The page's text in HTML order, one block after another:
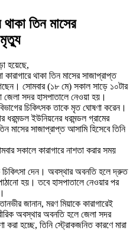
থাকা তিন মাসের
হয়েছে,
কারাগারে থাকা তিন মাসের সাজাপ্রাপ্ত
সোমবার (১৮ মে) সকাল সাড়ে ১০টার
সদর হাসপাতালে নেওয়া হয়।
চিকিৎসক তাকে মৃত ঘোষণা করেন।
ধরমন্ডল ইউনিয়নের ধরমন্ডল গ্রামের
মাসের সাজাপ্রাপ্ত আসামি হিসেবে তিনি
সকালে কারাগারে নাশতা করার সময়
চিকিৎসা দেন। অবস্থার অবনতি হলে দ্রুত
হয়। তবে হাসপাতালে নেওয়ার পর
জানান, মরণ মিয়াকে কারাগারেই
অবস্থার অবনতি হলে জেলা সদর
করা হচ্ছে, তিনি স্ট্রোকজনিত কারণে মারা